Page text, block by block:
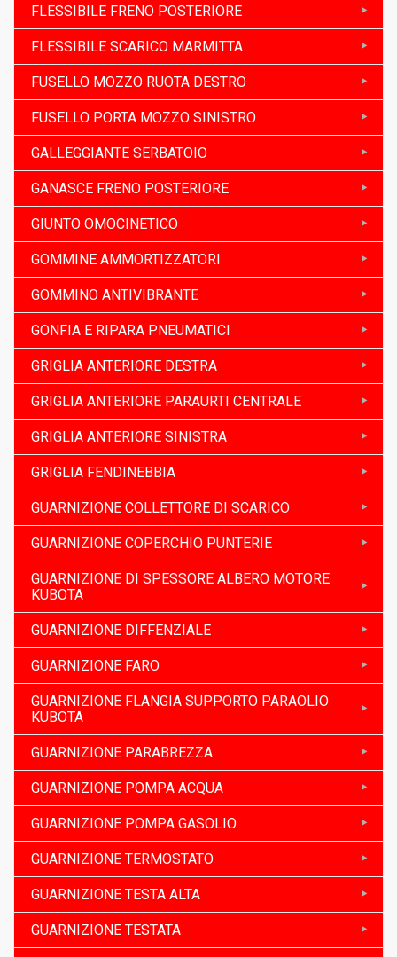
FLESSIBILE FRENO POSTERIORE
FLESSIBILE SCARICO MARMITTA
FUSELLO MOZZO RUOTA DESTRO
FUSELLO PORTA MOZZO SINISTRO
GALLEGGIANTE SERBATOIO
GANASCE FRENO POSTERIORE
GIUNTO OMOCINETICO
GOMMINE AMMORTIZZATORI
GOMMINO ANTIVIBRANTE
GONFIA E RIPARA PNEUMATICI
GRIGLIA ANTERIORE DESTRA
GRIGLIA ANTERIORE PARAURTI CENTRALE
GRIGLIA ANTERIORE SINISTRA
GRIGLIA FENDINEBBIA
GUARNIZIONE COLLETTORE DI SCARICO
GUARNIZIONE COPERCHIO PUNTERIE
GUARNIZIONE DI SPESSORE ALBERO MOTORE
KUBOTA
GUARNIZIONE DIFFENZIALE
GUARNIZIONE FARO
GUARNIZIONE FLANGIA SUPPORTO PARAOLIO
KUBOTA
GUARNIZIONE PARABREZZA
GUARNIZIONE POMPA ACQUA
GUARNIZIONE POMPA GASOLIO
GUARNIZIONE TERMOSTATO
GUARNIZIONE TESTA ALTA
GUARNIZIONE TESTATA